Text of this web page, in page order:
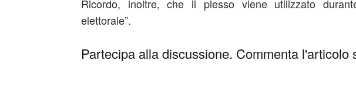
Ricordo, inoltre, che il plesso viene utilizzato
elettorale”.
Partecipa alla discussione. Commenta l'articolo